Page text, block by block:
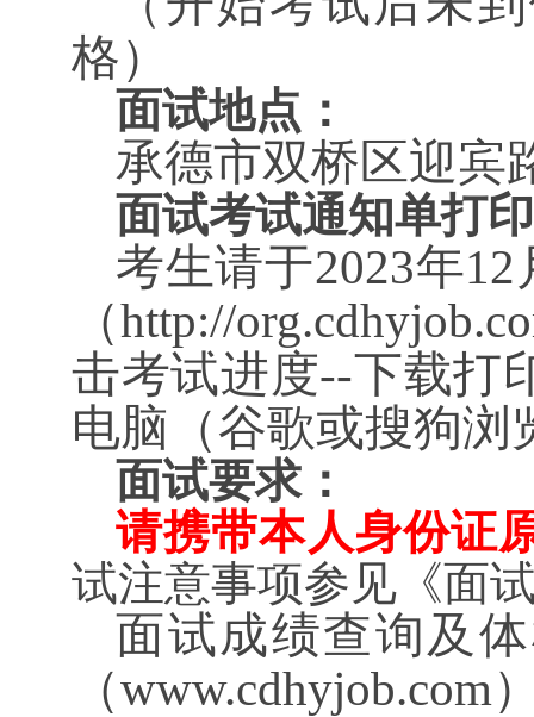
格）
面试地点：
承德市双桥区迎宾
面试考试通知单打
考生请于2023年12
（http://
击考试进度--下载打
电脑（谷歌或搜狗浏
面试要求：
请携带本人身份证
试注意事项参见《面
面试成绩查询及
（www.cdhyjob.com